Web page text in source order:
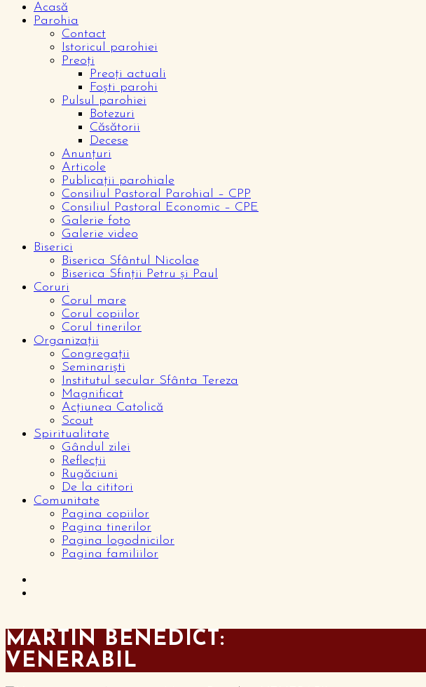
Acasă
Parohia
Contact
Istoricul parohiei
Preoți
Preoți actuali
Foști parohi
Pulsul parohiei
Botezuri
Căsătorii
Decese
Anunțuri
Articole
Publicații parohiale
Consiliul Pastoral Parohial – CPP
Consiliul Pastoral Economic – CPE
Galerie foto
Galerie video
Biserici
Biserica Sfântul Nicolae
Biserica Sfinții Petru și Paul
Coruri
Corul mare
Corul copiilor
Corul tinerilor
Organizații
Congregații
Seminariști
Institutul secular Sfânta Tereza
Magnificat
Acțiunea Catolică
Scout
Spiritualitate
Gândul zilei
Reflecții
Rugăciuni
De la cititori
Comunitate
Pagina copiilor
Pagina tinerilor
Pagina logodnicilor
Pagina familiilor
MARTIN BENEDICT:
VENERABIL